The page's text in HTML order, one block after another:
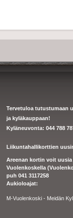
Tervetuloa tutustumaan
ja kyläkauppaan!
Kyläneuvonta: 044 788
Liikuntahallikorttien
Areenan kortin voit uusia
Vuolenkoskella
puh 041 3117258
Aukioloajat:
M-Vuolenkoski - Meidän